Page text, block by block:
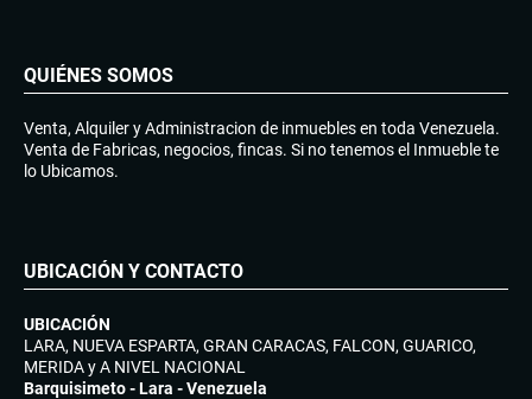
QUIÉNES SOMOS
Venta, Alquiler y Administracion de inmuebles en toda Venezuela.
Venta de Fabricas, negocios, fincas. Si no tenemos el Inmueble te
lo Ubicamos.
UBICACIÓN Y CONTACTO
UBICACIÓN
LARA, NUEVA ESPARTA, GRAN CARACAS, FALCON, GUARICO,
MERIDA y A NIVEL NACIONAL
Barquisimeto - Lara - Venezuela